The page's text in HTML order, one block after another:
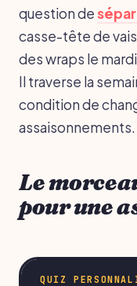
question de
casse-tête de
des wraps le
Il traverse la
condition de
Le
pour une
QUIZ